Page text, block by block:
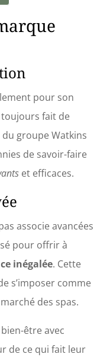
pour son
toujours fait de
groupe Watkins
de savoir-faire
et efficaces.
associe avancées
pour offrir à
inégalée. Cette
s’imposer comme
des spas.
être avec
de ce qui fait leur